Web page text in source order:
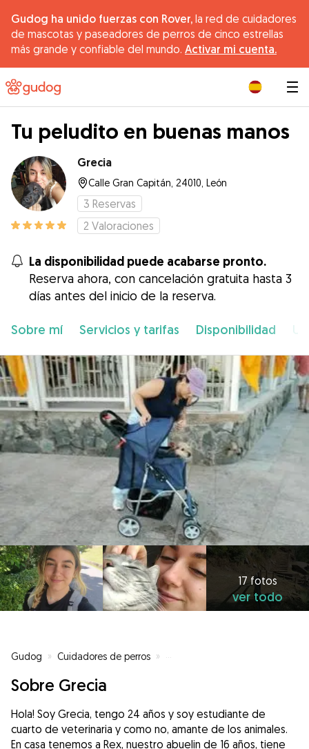
Gudog ha unido fuerzas con Rover, la red de cuidadores
de mascotas y paseadores de perros de cinco estrellas
más grande y confiable del mundo. Activar mi cuenta.
Tu peludito en buenas manos
Grecia
Calle Gran Capitán, 24010, León
3 Reservas
2 Valoraciones
La disponibilidad puede acabarse pronto.
Reserva ahora, con cancelación gratuita hasta 3
días antes del inicio de la reserva.
Sobre mí Servicios y tarifas Disponibilidad
17 fotos
ver todo
Gudog » Cuidadores de perros » Cuidadores de perros en León
Sobre Grecia
Hola! Soy Grecia, tengo 24 años y soy estudiante de
cuarto de veterinaria y como no, amante de los animales.
En casa tenemos a Rex, nuestro abuelin de 16 años, tiene